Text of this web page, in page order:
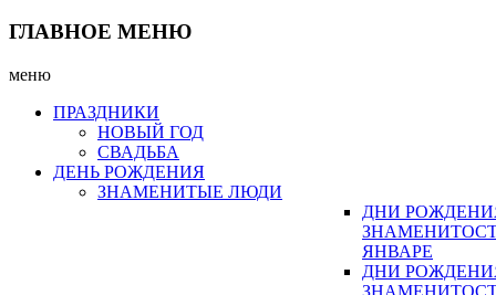
ГЛАВНОЕ МЕНЮ
меню
ПРАЗДНИКИ
НОВЫЙ ГОД
СВАДЬБА
ДЕНЬ РОЖДЕНИЯ
ЗНАМЕНИТЫЕ ЛЮДИ
ДНИ
ЯНВАРЕ
ДНИ